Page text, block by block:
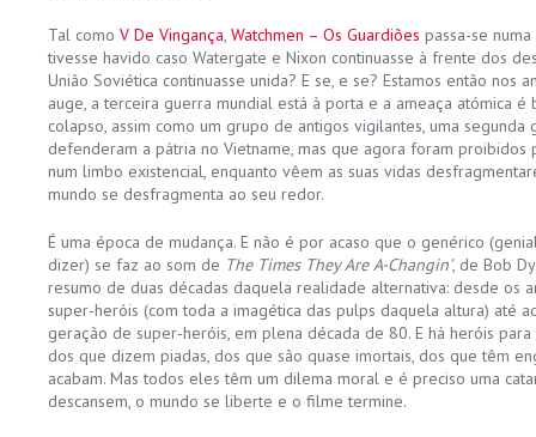
Tal como V De Vingança, Watchmen – Os Guardiões passa-se
tivesse havido caso Watergate e Nixon continuasse à frente dos
União Soviética continuasse unida? E se, e se? Estamos então nos
auge, a terceira guerra mundial está à porta e a ameaça atómica é
colapso, assim como um grupo de antigos vigilantes, uma
defenderam a pátria no Vietname, mas que agora foram proibidos
num limbo existencial, enquanto vêem as suas vidas
mundo se desfragmenta ao seu redor.
É uma época de mudança. E não é por acaso que o genérico
dizer) se faz ao som de The Times They Are A-Changin’, de Bob
resumo de duas décadas daquela realidade alternativa: desde os
super-heróis (com toda a imagética das pulps daquela altura) até
geração de super-heróis, em plena década de 80. E há heróis
dos que dizem piadas, dos que são quase imortais, dos que têm
acabam. Mas todos eles têm um dilema moral e é preciso uma
descansem, o mundo se liberte e o filme termine.